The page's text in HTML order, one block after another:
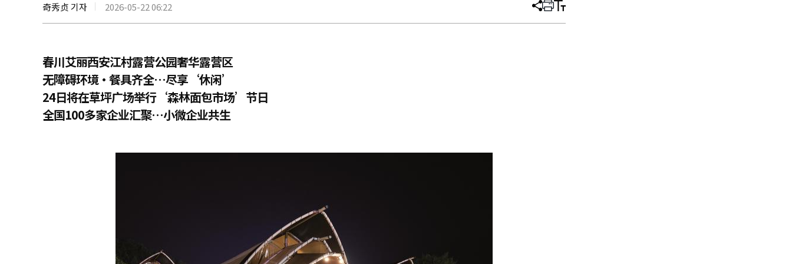
奇秀贞 기자 2026-05-22 06:22 分
文
打 调
大
春川艾丽西安江村露营公园奢华露营区
无障碍环境·餐具齐全…尽享‘休闲’
24日将在草坪广场举行‘森林面包市场’节日
全国100多家企业汇聚…小微企业共生